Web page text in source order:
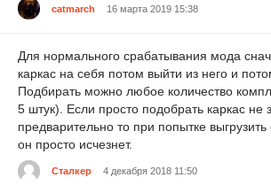
catmarch 16 марта 2019 15:38
Для нормального срабатывания мода
каркас на себя потом выйти из него и
Подбирать можно любое количество
5 штук). Если просто подобрать каркас не
предварительно то при попытке выгрузить
он просто исчезнет.
Сталкер 4 декабря 2018 11:50